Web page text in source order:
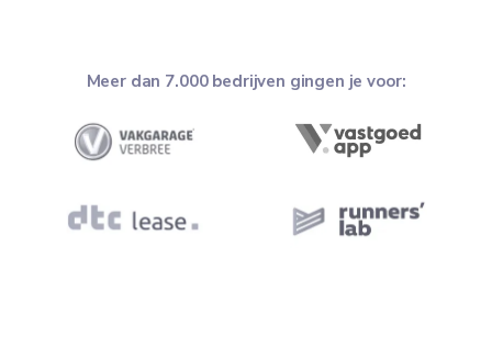
Meer dan 7.000 bedrijven gingen je voor: